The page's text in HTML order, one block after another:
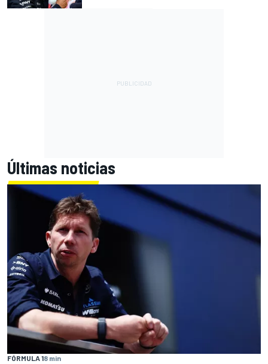
Últimas noticias
FÓRMULA 18 min